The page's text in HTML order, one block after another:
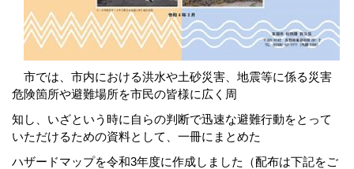
市では、市内における洪水や土砂災害、地震等に係る災害
危険箇所や避難場所を市民の皆様に広く周
知 し、 いざという時に自らの判断で迅速な避難行動をとって
いただけるための資料として、一冊にまとめた
ハザードマップを令和3年度に作成しました（配布は下記をご